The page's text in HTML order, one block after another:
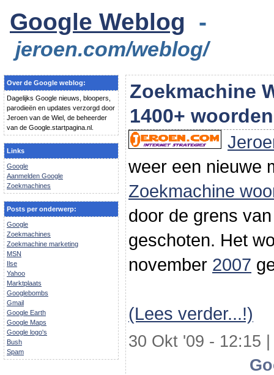
Google Weblog -
jeroen.com/weblog/
Over de Google weblog:
Dagelijks Google nieuws, bloopers,
parodieën en updates verzorgd door
Jeroen van de Wiel, de beheerder
van de Google.startpagina.nl.
Links
Google
Aanmelden Google
Zoekmachines
Posts per onderwerp:
Google
Zoekmachines
Zoekmachine marketing
MSN
Ilse
Yahoo
Marktplaats
Googlebombs
Gmail
Google Earth
Google Maps
Google logo's
Bush
Spam
Zoekmachine
1400+
weer een nieuwe
Zoekmachine
door de grens
geschoten. Het
november 2007
(Lees verder...!)
30 Okt '09 - 12:15 |